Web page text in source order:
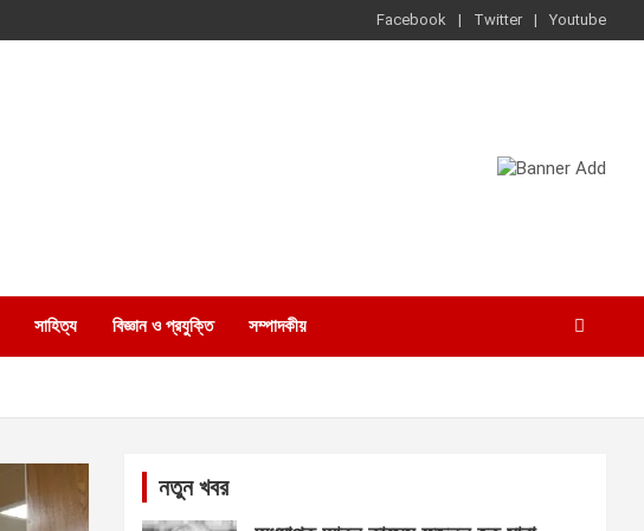
Facebook Twitter Youtube
সাহিত্য বিজ্ঞান ও প্রযুক্তি সম্পাদকীয়
নতুন খবর